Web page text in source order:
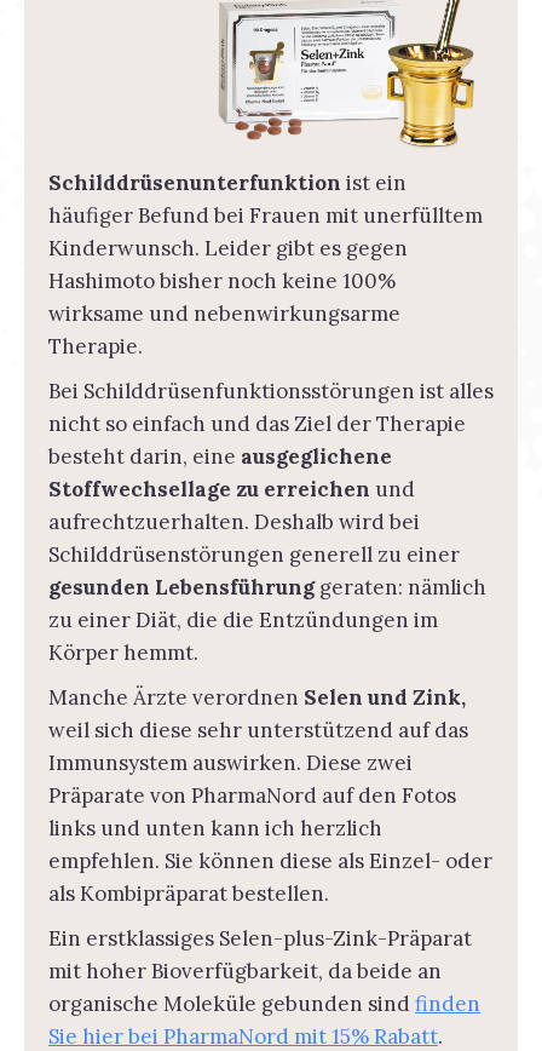
Schilddrüsenunterfunktion ist ein
häufiger Befund bei Frauen mit unerfülltem
Kinderwunsch. Leider gibt es gegen
Hashimoto bisher noch keine 100%
wirksame und nebenwirkungsarme
Therapie.
Bei Schilddrüsenfunktionsstörungen ist alles
nicht so einfach und das Ziel der Therapie
besteht darin, eine ausgeglichene
Stoffwechsellage zu erreichen und
aufrechtzuerhalten. Deshalb wird bei
Schilddrüsenstörungen generell zu einer
gesunden Lebensführunggeraten: nämlich
zu einer Diät, die die Entzündungen im
Körper hemmt.
Manche Ärzte verordnen Selen und Zink,
weil sich diese sehr unterstützend auf das
Immunsystem auswirken. Diese zwei
Präparate von PharmaNord auf den Fotos
links und unten kann ich herzlich
empfehlen. Sie können diese als Einzel- oder
als Kombipräparat bestellen.
Ein erstklassiges Selen-plus-Zink-Präparat
mit hoher Bioverfügbarkeit, da beide an
organische Moleküle gebunden sind finden
Sie hier bei PharmaNord mit 15% Rabatt.